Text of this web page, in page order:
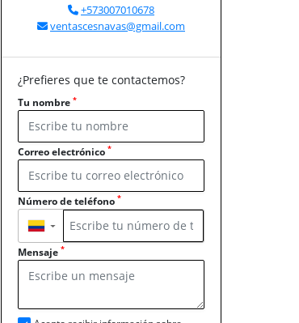
+573007010678
ventascesnavas@gmail.com
¿Prefieres que te contactemos?
Tu nombre *
Correo electrónico *
Número de teléfono *
▼
Mensaje *